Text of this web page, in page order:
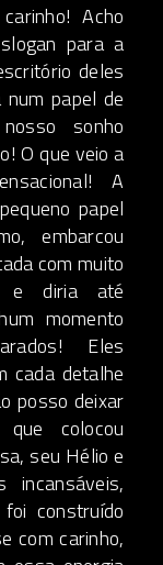
Acho
para a
deles
papel de
sonho
O que veio a
A
papel
embarcou
com muito
e diria até
momento
Eles
cada detalhe
posso deixar
colocou
seu Hélio e
incansáveis,
construído
com carinho,